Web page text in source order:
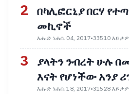
2 በካሊፎርኒያ በርሃ
መኪኖች
እሑድ ነሐሴ 04, 2017•33510
3
ያላትን ንብረት ሁሉ
እናት የሆነችው አንያ
እሑድ ነሐሴ 18, 2017•31528